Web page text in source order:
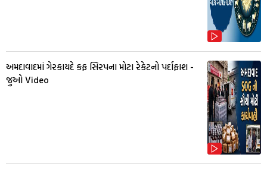
અમદાવાદમાં ગેરકાયદે કફ સિરપના મોટા રેકેટનો પર્દાફાશ -
જુઓ Video